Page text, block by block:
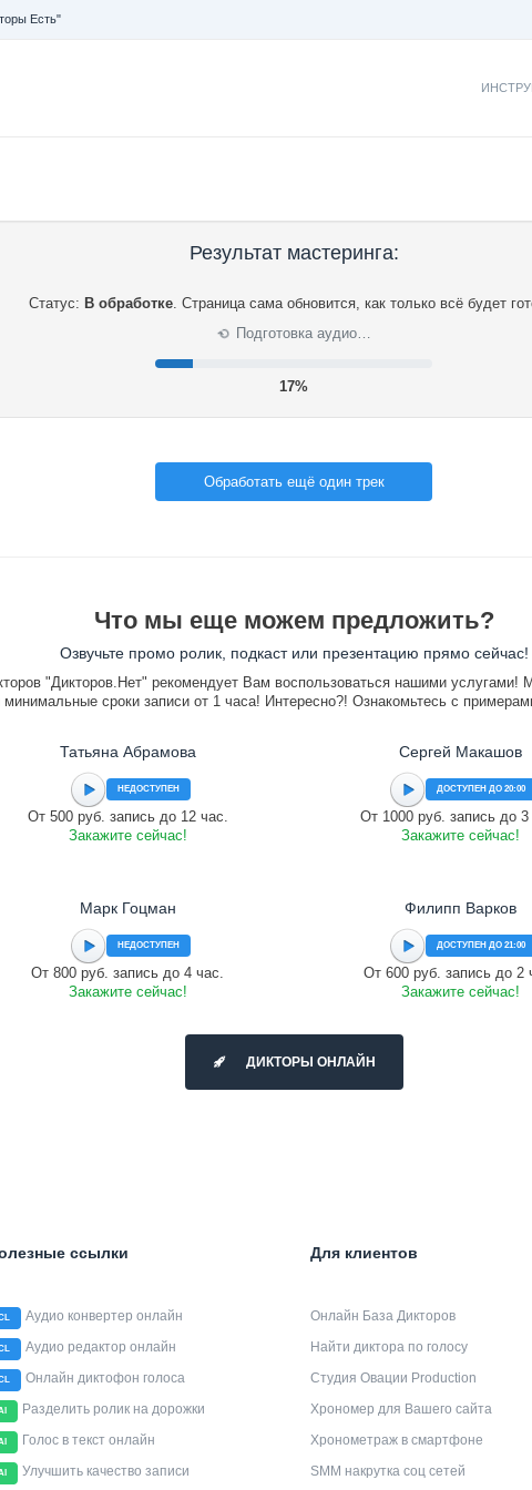
Есть"
Результат мастеринга:
Статус: В обработке. Страница сама обновится, как только всё будет
⟳ Подготовка аудио…
18%
Обработать ещё один трек
Что мы еще можем предложить?
Озвучьте промо ролик, подкаст или презентацию прямо сейчас!
"Дикторов.Нет" рекомендует Вам воспользоваться нашими
минимальные сроки записи от 1 часа! Интересно?! Ознакомьтесь с
Татьяна Абрамова
НЕДОСТУПЕН
От 500 руб. запись до 12 час.
Закажите сейчас!
Сергей Макашов
ДОСТУПЕН ДО 20:00
От 1000 руб. запись до 3
Закажите сейчас!
Марк Гоцман
НЕДОСТУПЕН
От 800 руб. запись до 4 час.
Закажите сейчас!
Филипп Варков
ДОСТУПЕН ДО 21:00
От 600 руб. запись до 2
Закажите сейчас!
ДИКТОРЫ ОНЛАЙН
ссылки
Аудио конвертер онлайн
Аудио редактор онлайн
Онлайн диктофон голоса
Разделить ролик на дорожки
Голос в текст онлайн
Улучшить качество записи
Для клиентов
Онлайн База Дикторов
Найти диктора по голосу
Студия Овации Production
Хрономер для Вашего сайта
Хронометраж в смартфоне
SMM накрутка соц сетей